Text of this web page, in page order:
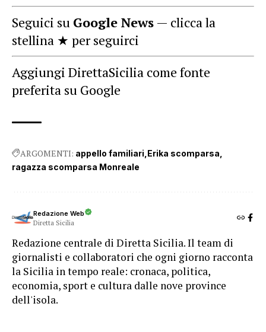
Seguici su Google News — clicca la
stellina ★ per seguirci
Aggiungi DirettaSicilia come fonte
preferita su Google
ARGOMENTI: appello familiari Erika scomparsa
ragazza scomparsa Monreale
Redazione Web
Diretta Sicilia
Redazione centrale di Diretta Sicilia. Il team di
giornalisti e collaboratori che ogni giorno racconta
la Sicilia in tempo reale: cronaca, politica,
economia, sport e cultura dalle nove province
dell'isola.